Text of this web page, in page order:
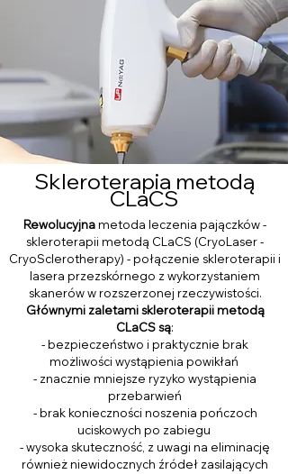
Skleroterapia metodą
CLaCS
Rewolucyjnametoda leczenia pajączków -
skleroterapii metodą CLaCS (CryoLaser -
CryoSclerotherapy) - połączenie skleroterapii i
lasera przezskórnego z wykorzystaniem
skanerów w rozszerzonej rzeczywistości.
Głównymi zaletami skleroterapii metodą
CLaCS są:
- bezpieczeństwo i praktycznie brak
możliwości wystąpienia powikłań
- znacznie mniejsze ryzyko wystąpienia
przebarwień
- brak konieczności noszenia pończoch
uciskowych po zabiegu
- wysoka skuteczność, z uwagi na eliminację
również niewidocznych źródeł zasilających